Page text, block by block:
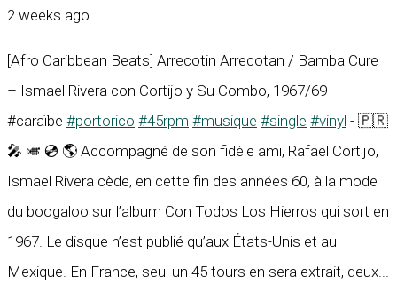
2 weeks ago
[Afro Caribbean Beats] Arrecotin Arrecotan / Bamba Cure
– Ismael Rivera con Cortijo y Su Combo, 1967/69 -
#caraïbe #portorico #45rpm #musique #single #vinyl - 🇵🇷
🎤 🎺 💿 🌎 Accompagné de son fidèle ami, Rafael Cortijo,
Ismael Rivera cède, en cette fin des années 60, à la mode
du boogaloo sur l’album Con Todos Los Hierros qui sort en
1967. Le disque n’est publié qu’aux États-Unis et au
Mexique. En France, seul un 45 tours en sera extrait, deux...